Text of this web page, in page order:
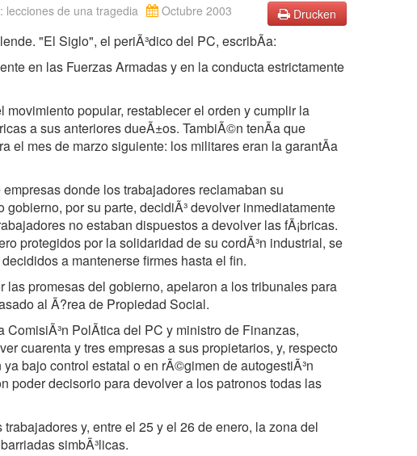
Drucken
de una tragedia Octubre 2003
"El Siglo", el periÃ³dico del PC, escribÃa:
en las Fuerzas Armadas y en la conducta estrictamente
popular, restablecer el orden y cumplir la
a sus anteriores dueÃ±os. TambiÃ©n tenÃa que
el mes de marzo siguiente: los militares eran la garantÃa
donde los trabajadores reclamaban su
por su parte, decidiÃ³ devolver inmediatamente
no estaban dispuestos a devolver las fÃ¡bricas.
protegidos por la solidaridad de su cordÃ³n industrial, se
a mantenerse firmes hasta el fin.
promesas del gobierno, apelaron a los tribunales para
al Ã?rea de Propiedad Social.
PolÃtica del PC y ministro de Finanzas,
cuarenta y tres empresas a sus propietarios, y, respecto
bajo control estatal o en rÃ©gimen de autogestiÃ³n
poder decisorio para devolver a los patronos todas las
y, entre el 25 y el 26 de enero, la zona del
simbÃ³licas.